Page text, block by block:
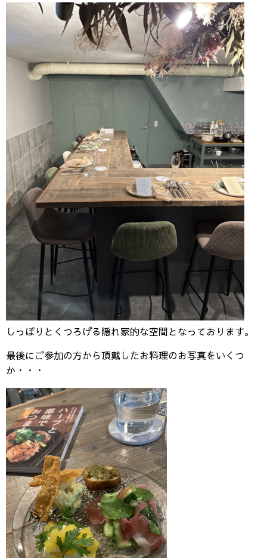
しっぽりとくつろげる隠れ家的な空間となっております。
最後にご参加の方から頂戴したお料理のお写真をいくつ
か・・・